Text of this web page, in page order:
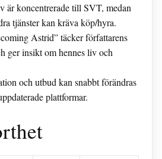
är koncentrerade till SVT, medan
tjänster kan kräva köp/hyra.
Astrid” täcker författarens
ger insikt om hennes liv och
och utbud kan snabbt förändras
plattformar.